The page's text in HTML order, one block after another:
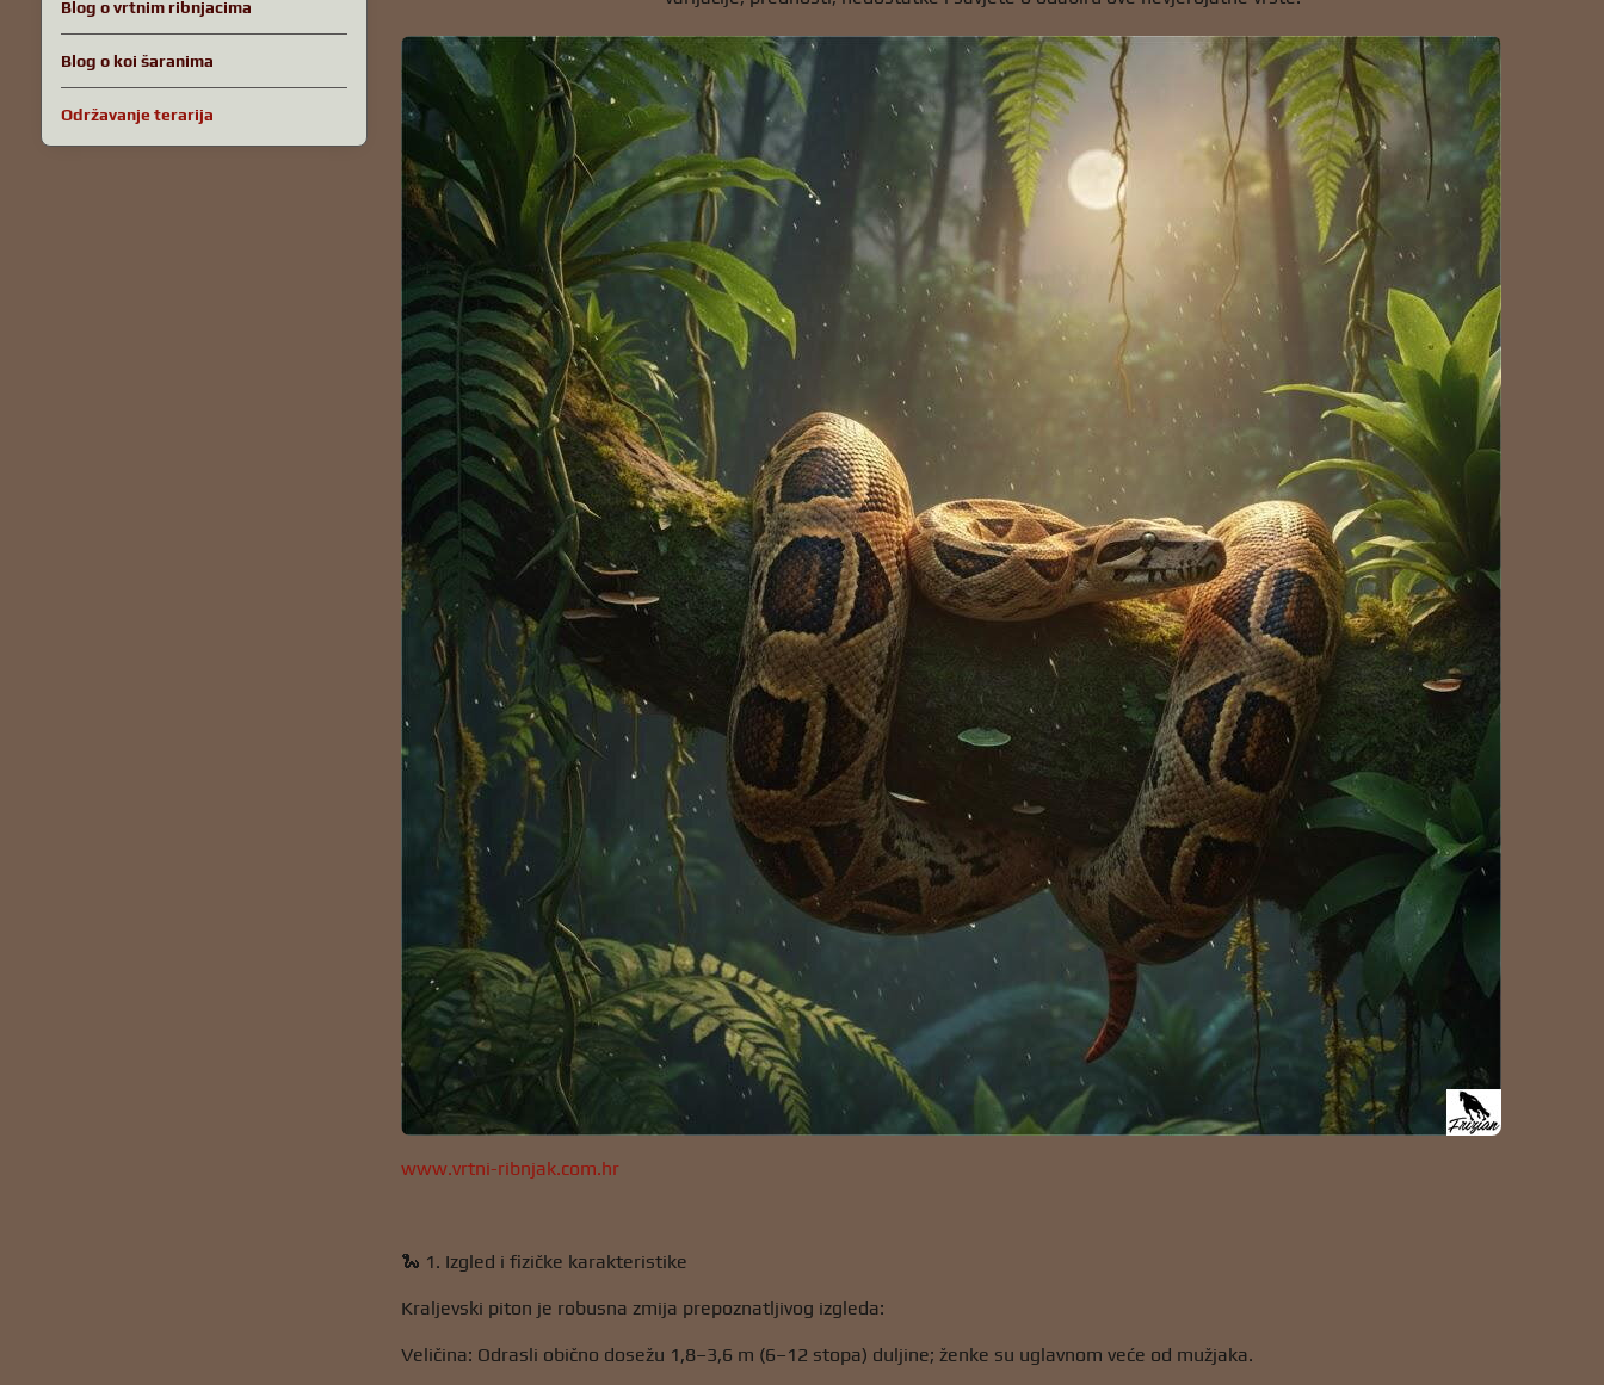
www.vrtni-ribnjak.com.hr
🐍 1. Izgled i fizičke karakteristike
Kraljevski piton je robusna zmija prepoznatljivog izgleda:
Veličina: Odrasli obično dosežu 1,8–3,6 m (6–12 stopa) duljine; ženke su uglavnom veće od mužjaka.
Blog o vrtnim ribnjacima
Blog o koi šaranima
Održavanje terarija